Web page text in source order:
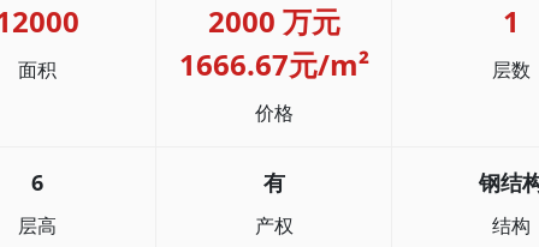
面积
2000 万元
1666.67元/m²
价格
1
层数
6
层高
有
产权
钢结
结构